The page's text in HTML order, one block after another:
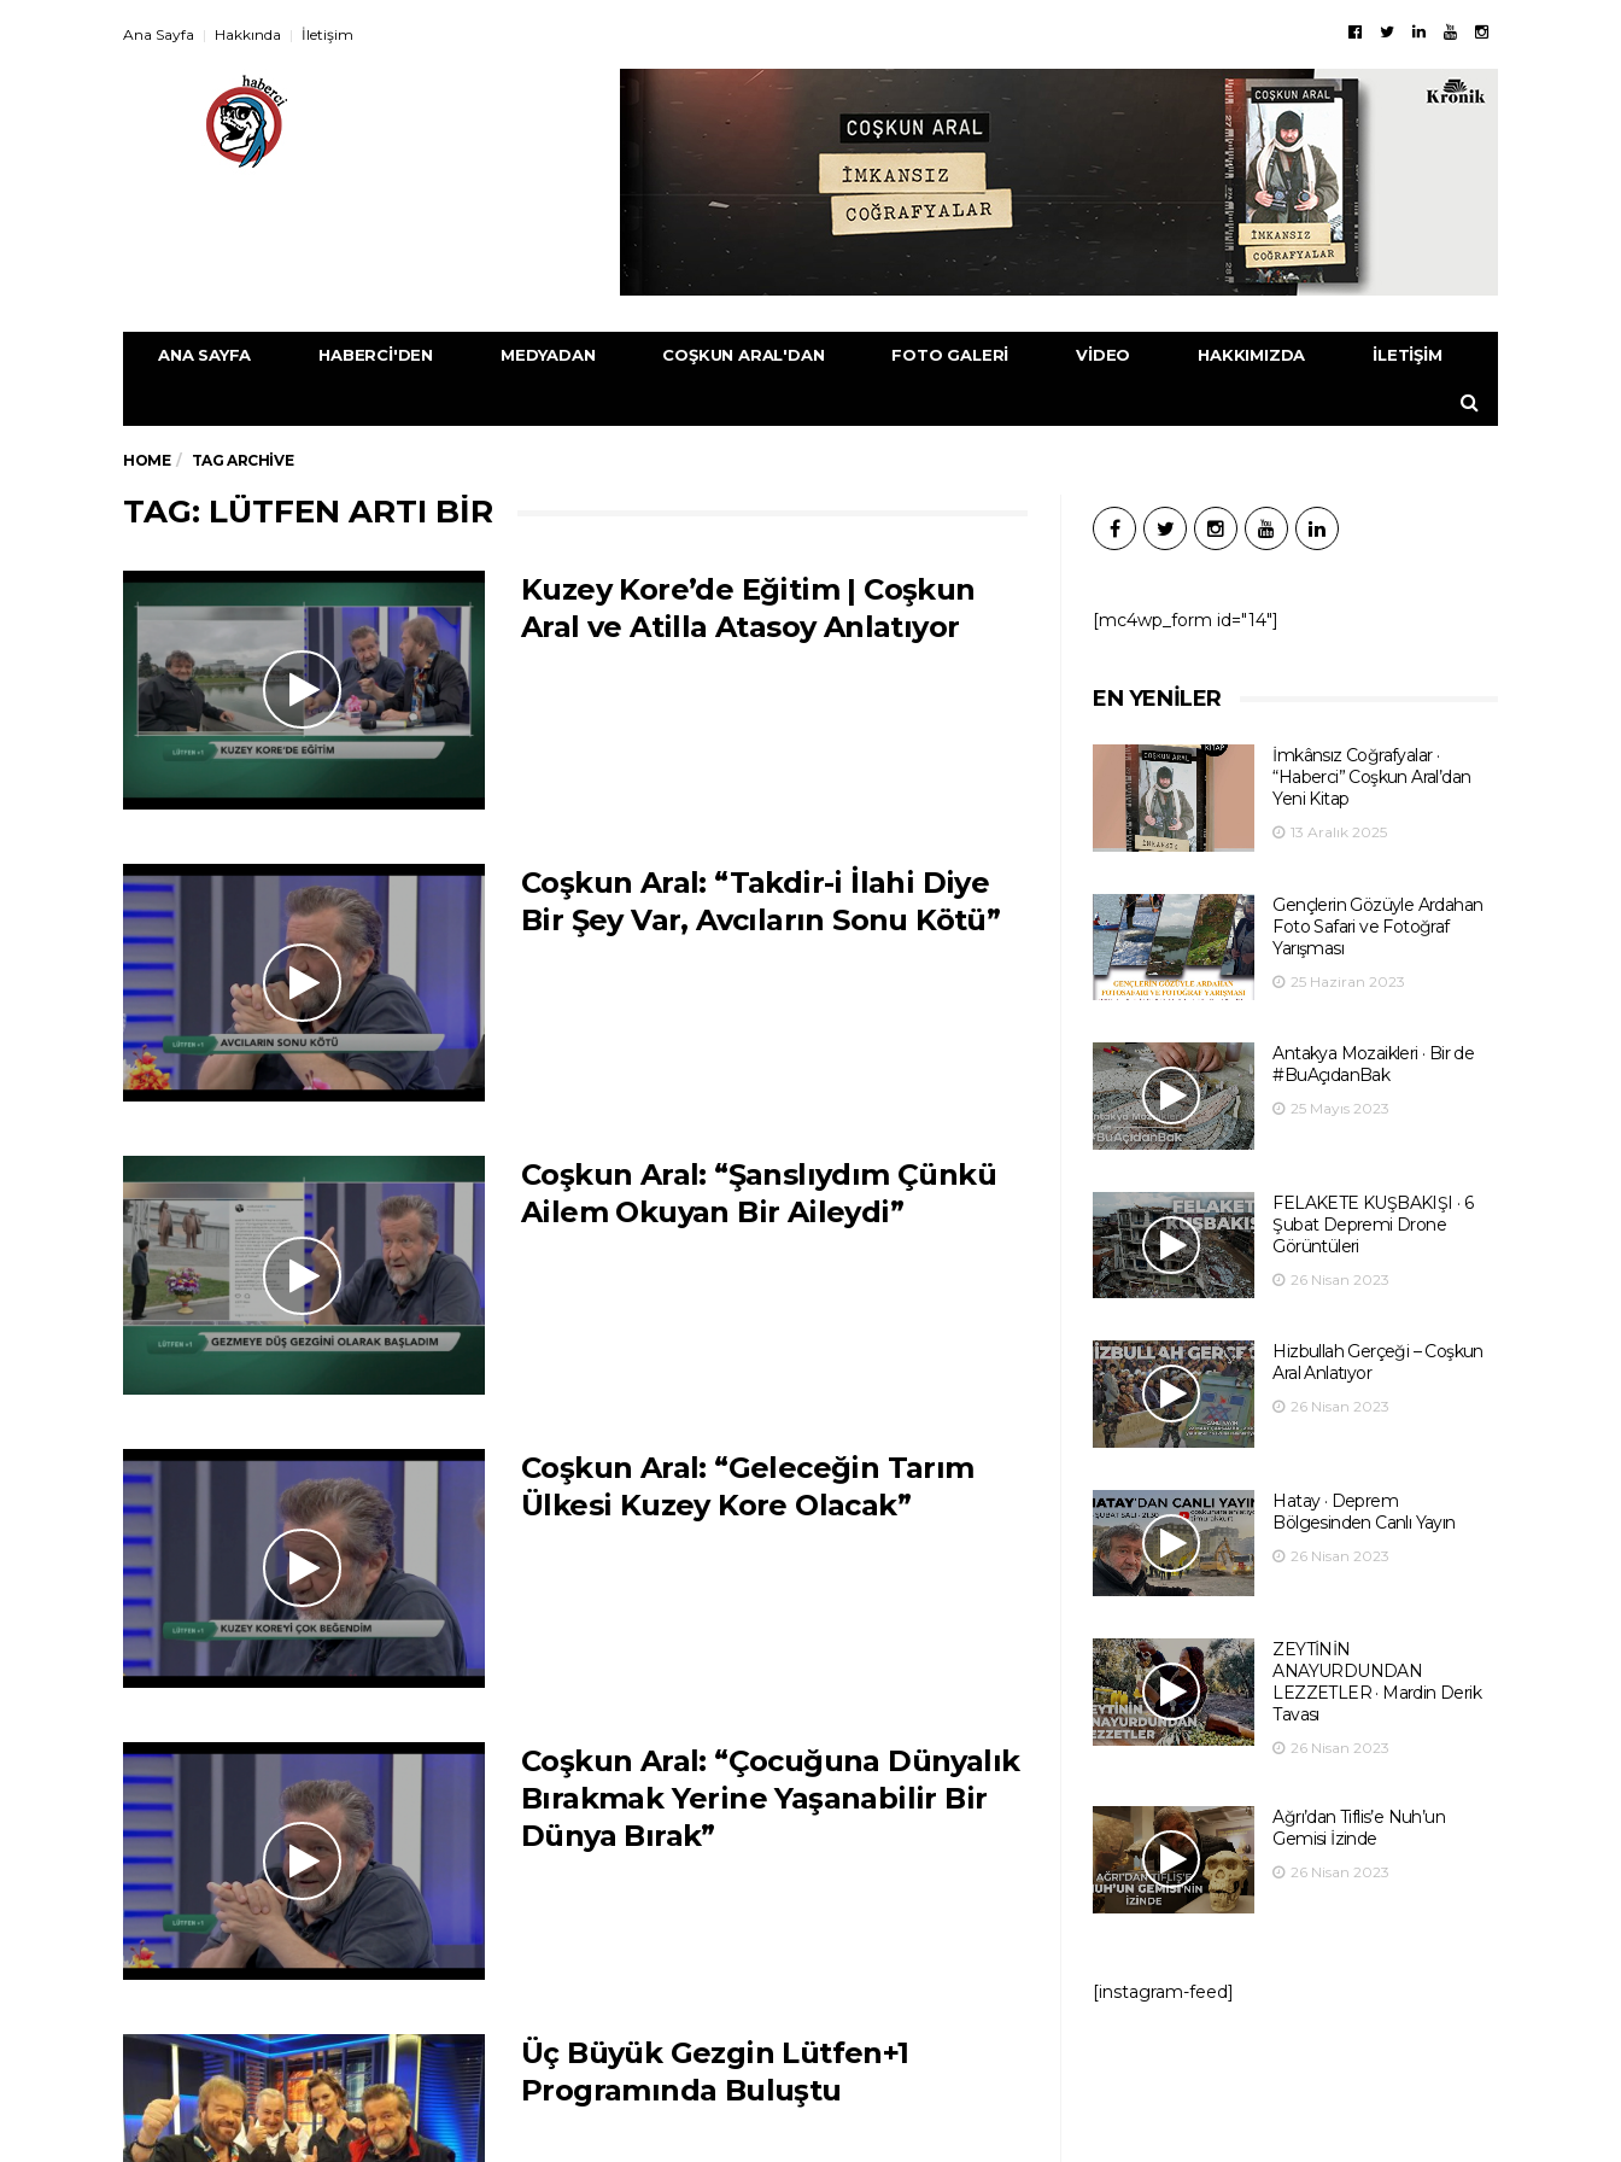
Ana Sayfa Hakkında İletişim
ANA SAYFA HABERCI'DEN MEDYADAN COŞKUN ARAL'DAN FOTO GALERI VIDEO HAKKIMIZDA İLETIŞIM
HOME TAG ARCHIVE
TAG: LÜTFEN ARTI BIR
Kuzey Kore’de Eğitim | Coşkun
Aral ve Atilla Atasoy Anlatıyor
Coşkun Aral: “Takdir-i İlahi Diye
Bir Şey Var, Avcıların Sonu Kötü”
Coşkun Aral: “Şanslıydım Çünkü
Ailem Okuyan Bir Aileydi”
Coşkun Aral: “Geleceğin Tarım
Ülkesi Kuzey Kore Olacak”
Coşkun Aral: “Çocuğuna Dünyalık
Bırakmak Yerine Yaşanabilir Bir
Dünya Bırak”
Üç Büyük Gezgin Lütfen+1
Programında Buluştu
[mc4wp_form id="14"]
EN YENILER
İmkânsız Coğrafyalar ·
“Haberci” Coşkun Aral’dan
Yeni Kitap
13 Aralık 2025
Gençlerin Gözüyle Ardahan
Foto Safari ve Fotoğraf
Yarışması
25 Haziran 2023
Antakya Mozaikleri · Bir de
#BuAçıdanBak
25 Mayıs 2023
FELAKETE KUŞBAKIŞI · 6
Şubat Depremi Drone
Görüntüleri
26 Nisan 2023
Hizbullah Gerçeği – Coşkun
Aral Anlatıyor
26 Nisan 2023
Hatay · Deprem
Bölgesinden Canlı Yayın
26 Nisan 2023
ZEYTİNİN
ANAYURDUNDAN
LEZZETLER · Mardin Derik
Tavası
26 Nisan 2023
Ağrı’dan Tiflis’e Nuh’un
Gemisi İzinde
26 Nisan 2023
[instagram-feed]